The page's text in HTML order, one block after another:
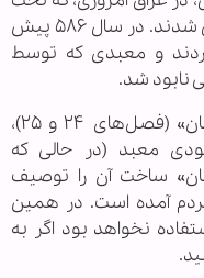
فرمانروایی نبوکدنصر دوم بود، منتقل شدند. در سال ۵۸۶ پیش
کردند و معبدی که توسط
نابود شد.
در عهد عتیق، در «کتاب دوم پادشاهان» (فصل‌های ۲۴ و ۲۵)،
معبد (در حالی که
پادشاهان» ساخت آن را توصیف
آمده است. در همین
نخواهد بود اگر به